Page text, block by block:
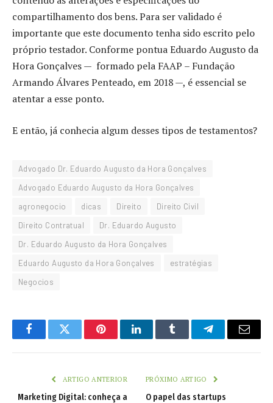
compartilhamento dos bens. Para ser validado é
importante que este documento tenha sido escrito pelo
próprio testador. Conforme pontua Eduardo Augusto da
Hora Gonçalves — formado pela FAAP – Fundação
Armando Álvares Penteado, em 2018 —, é essencial se
atentar a esse ponto.
E então, já conhecia algum desses tipos de testamentos?
Advogado Dr. Eduardo Augusto da Hora Gonçalves
Advogado Eduardo Augusto da Hora Gonçalves
agronegocio
dicas Direito
Direito Civil
Direito Contratual
Dr. Eduardo Augusto
Dr. Eduardo Augusto da Hora Gonçalves
Eduardo Augusto da Hora Gonçalves
estratégias
Negocios
FacebookTwitter PinterestLinkedInTumblr TelegramEmail
ARTIGO ANTERIOR
Marketing Digital: conheça a
PRÓXIMO ARTIGO
O papel das startups